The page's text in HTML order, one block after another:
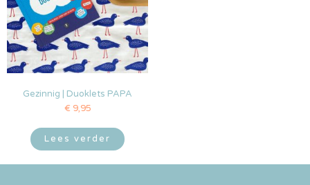
Gezinnig | Duoklets PAPA
€ 9,95
Lees verder